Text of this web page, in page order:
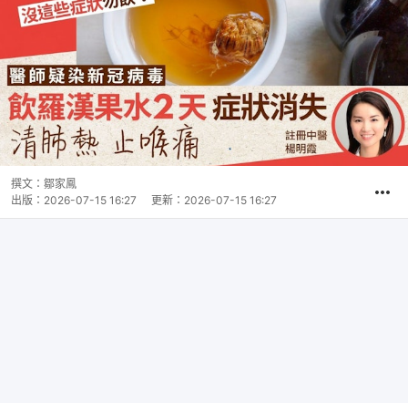
撰文： 鄒家鳳
出版： 2026-07-15 16:27 更新： 2026-07-15 16:27